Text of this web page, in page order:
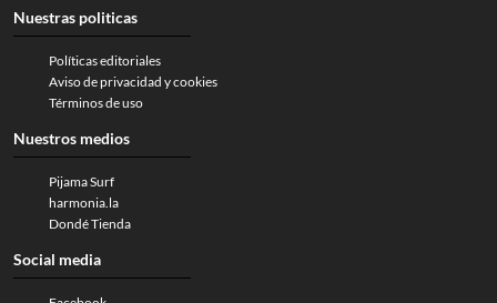
Nuestras politicas
Políticas editoriales
Aviso de privacidad y cookies
Términos de uso
Nuestros medios
Pijama Surf
harmonia.la
Dondé Tienda
Social media